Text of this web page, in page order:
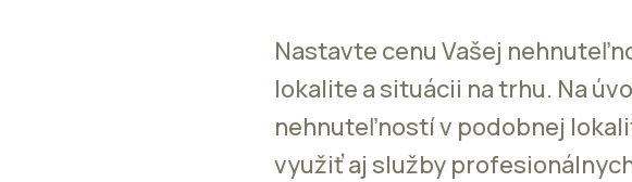
Nastavte cenu Vašej
lokalite a situácii na trhu. Na
nehnuteľností v podobnej
využiť aj služby